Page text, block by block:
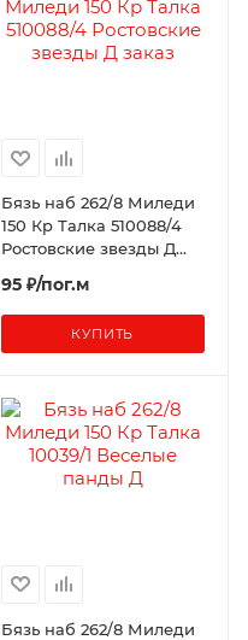
Бязь наб 262/8 Миледи
150 Кр Талка 510088/4
Ростовские звезды Д
заказ
95 ₽/пог.м
КУПИТЬ
Бязь наб 262/8 Миледи